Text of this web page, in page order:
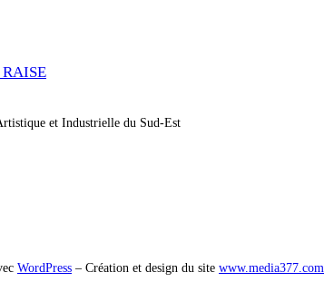
et Industrielle du Sud-Est
WordPress – Création et design du site www.media377.com